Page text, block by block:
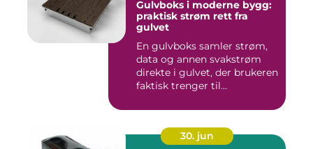
Gulvboks i moderne bygg:
praktisk strøm rett fra
gulvet
En gulvboks samler strøm,
data og annen svakstrøm
direkte i gulvet, der brukeren
faktisk trenger til...
30. jun